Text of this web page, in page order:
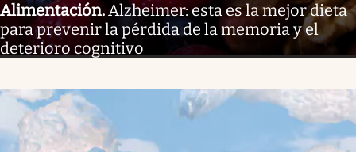
Alimentación.Alzheimer: esta es la mejor dieta
para prevenir la pérdida de la memoria y el
deterioro cognitivo